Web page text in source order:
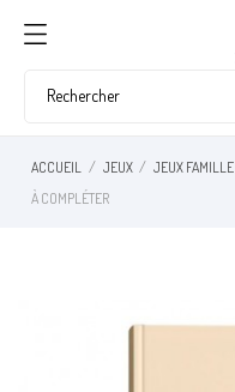
ACCUEIL JEUX JEUX FAMILLE
À COMPLÉTER